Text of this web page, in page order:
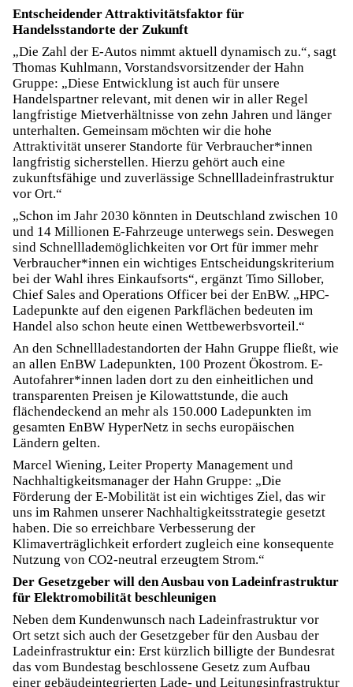
Entscheidender Attraktivitätsfaktor für
Handelsstandorte der Zukunft
„Die Zahl der E-Autos nimmt aktuell dynamisch zu.“, sagt
Thomas Kuhlmann, Vorstandsvorsitzender der Hahn
Gruppe: „Diese Entwicklung ist auch für unsere
Handelspartner relevant, mit denen wir in aller Regel
langfristige Mietverhältnisse von zehn Jahren und länger
unterhalten. Gemeinsam möchten wir die hohe
Attraktivität unserer Standorte für Verbraucher*innen
langfristig sicherstellen. Hierzu gehört auch eine
zukunftsfähige und zuverlässige Schnellladeinfrastruktur
vor Ort.“
„Schon im Jahr 2030 könnten in Deutschland zwischen 10
und 14 Millionen E-Fahrzeuge unterwegs sein. Deswegen
sind Schnelllademöglichkeiten vor Ort für immer mehr
Verbraucher*innen ein wichtiges Entscheidungskriterium
bei der Wahl ihres Einkaufsorts“, ergänzt Timo Sillober,
Chief Sales and Operations Officer bei der EnBW. „HPC-
Ladepunkte auf den eigenen Parkflächen bedeuten im
Handel also schon heute einen Wettbewerbsvorteil.“
An den Schnellladestandorten der Hahn Gruppe fließt, wie
an allen EnBW Ladepunkten, 100 Prozent Ökostrom. E-
Autofahrer*innen laden dort zu den einheitlichen und
transparenten Preisen je Kilowattstunde, die auch
flächendeckend an mehr als 150.000 Ladepunkten im
gesamten EnBW HyperNetz in sechs europäischen
Ländern gelten.
Marcel Wiening, Leiter Property Management und
Nachhaltigkeitsmanager der Hahn Gruppe: „Die
Förderung der E-Mobilität ist ein wichtiges Ziel, das wir
uns im Rahmen unserer Nachhaltigkeitsstrategie gesetzt
haben. Die so erreichbare Verbesserung der
Klimaverträglichkeit erfordert zugleich eine konsequente
Nutzung von CO2-neutral erzeugtem Strom.“
Der Gesetzgeber will den Ausbau von Ladeinfrastruktur
für Elektromobilität beschleunigen
Neben dem Kundenwunsch nach Ladeinfrastruktur vor
Ort setzt sich auch der Gesetzgeber für den Ausbau der
Ladeinfrastruktur ein: Erst kürzlich billigte der Bundesrat
das vom Bundestag beschlossene Gesetz zum Aufbau
einer gebäudeintegrierten Lade- und Leitungsinfrastruktur